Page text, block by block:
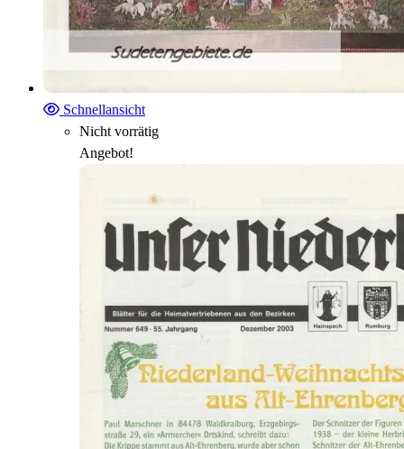
Schnellansicht
Nicht vorrätig
Angebot!